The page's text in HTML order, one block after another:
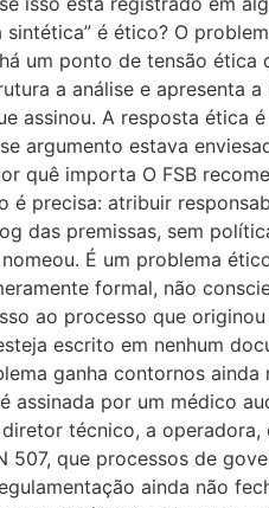
é ético? O
um ponto de tensão
a análise e apresenta
assinou. A resposta
argumento estava
quê importa O FSB
é precisa: atribuir
das premissas, sem
É um problema
formal, não
ao processo que
escrito em nenhum
ganha contornos
assinada por um médico
técnico, a
que processos de
ainda não